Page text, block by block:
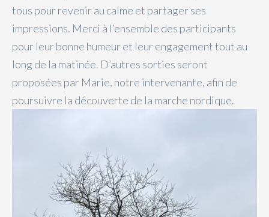
tous pour revenir au calme et partager ses
impressions. Merci à l’ensemble des participants
pour leur bonne humeur et leur engagement tout au
long de la matinée. D’autres sorties seront
proposées par Marie, notre intervenante, afin de
poursuivre la découverte de la marche nordique.